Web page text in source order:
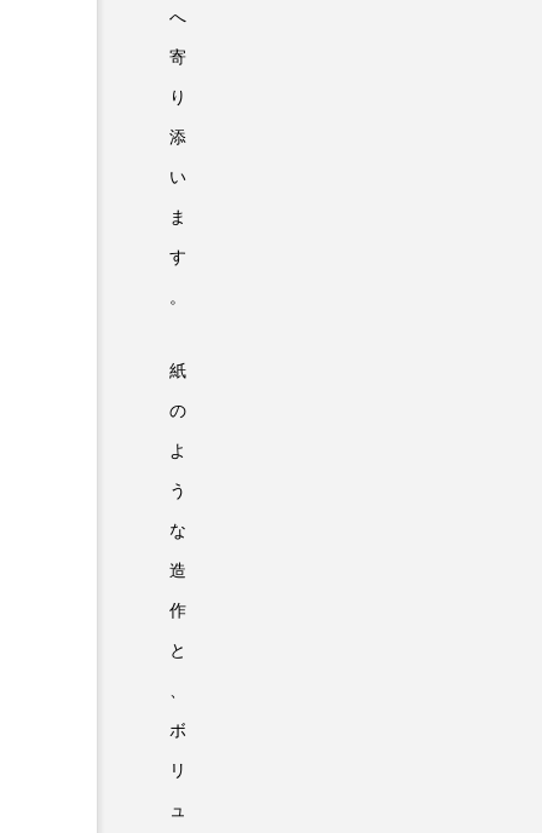
へ
寄
り
添
い
ま
す
。
紙
の
よ
う
な
造
作
と
ボ
リ
ュ